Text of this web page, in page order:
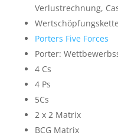
Verlustrechnung,
Wertschöpfungskette
Porters Five Forces
Porter:
4 Cs
4 Ps
5Cs
2 x 2 Matrix
BCG Matrix